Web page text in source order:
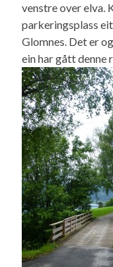
venstre over elva.
parkeringsplass
Glomnes. Det er
ein har gått denne